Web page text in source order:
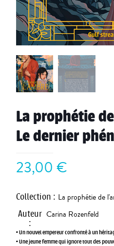
La prophétie
Le dernier
23,00 €
Collection : La prophétie de
Auteur
:
Carina Rozenfeld
• Un nouvel empereur confronté à un
• Une jeune femme qui ignore tout des